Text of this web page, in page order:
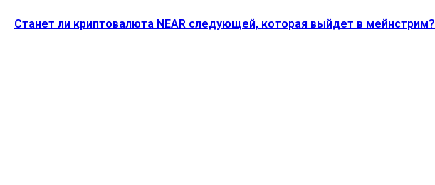
Станет ли криптовалюта NEAR следующей, которая выйдет в мейнстрим?